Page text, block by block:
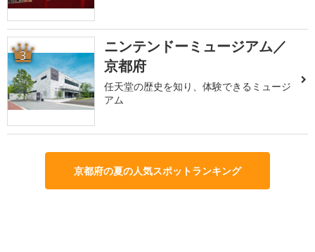
3
ニンテンドーミュージアム／
京都府
任天堂の歴史を知り、体験できるミュージ
アム
京都府の夏の人気スポットランキング